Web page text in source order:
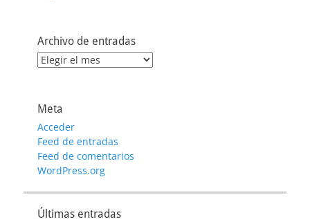
Archivo de entradas
Archivo
Meta
Acceder
Feed de entradas
Feed de comentarios
WordPress.org
Últimas entradas